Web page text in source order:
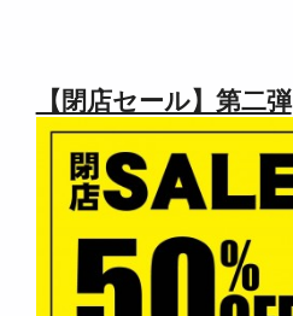
【閉店セール】第二弾